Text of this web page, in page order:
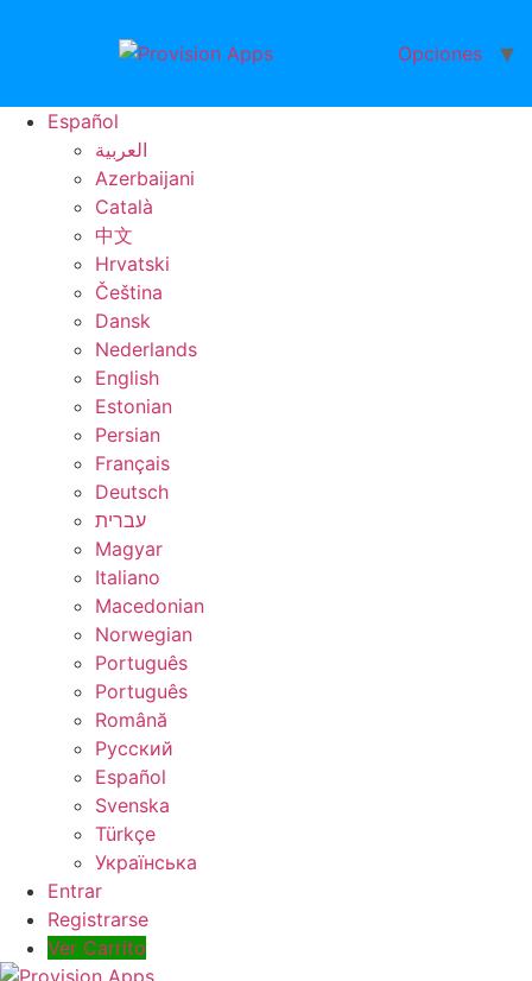
Opciones
Español
العربية
Azerbaijani
Català
中文
Hrvatski
Čeština
Dansk
Nederlands
English
Estonian
Persian
Français
Deutsch
עברית
Magyar
Italiano
Macedonian
Norwegian
Português
Português
Română
Русский
Español
Svenska
Türkçe
Українська
Entrar
Registrarse
Ver Carrito